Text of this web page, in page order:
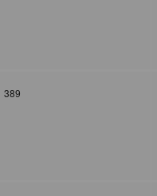
389